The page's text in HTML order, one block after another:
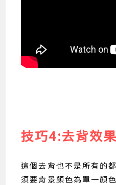
技巧4:去背效果
這個去背也不是所有的
須要背景顏色為單一顏